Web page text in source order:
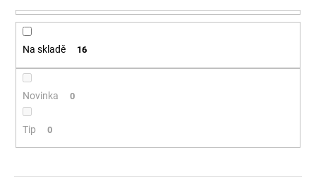
Na skladě 16
Novinka 0
Tip 0
D
p
u